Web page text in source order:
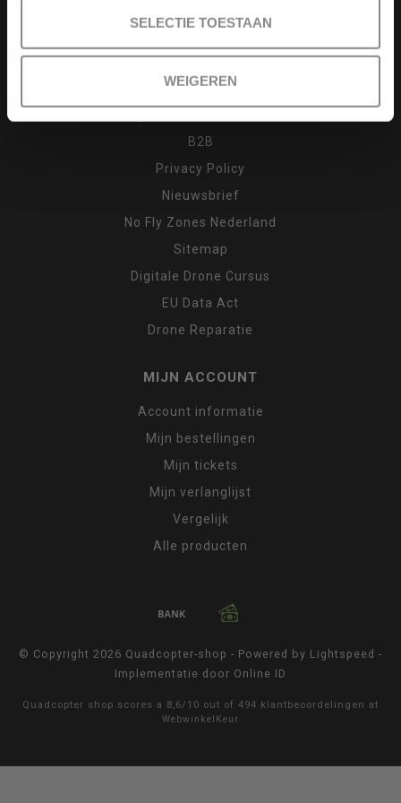
SELECTIE TOESTAAN
WEIGEREN
Inruilen
Retour
B2B
Privacy Policy
Nieuwsbrief
No Fly Zones Nederland
Sitemap
Digitale Drone Cursus
EU Data Act
Drone Reparatie
MIJN ACCOUNT
Account informatie
Mijn bestellingen
Mijn tickets
Mijn verlanglijst
Vergelijk
Alle producten
© Copyright 2026 Quadcopter-shop - Powered by Lightspeed -
Implementatie door Online ID
Quadcopter shop scores a 8,6/ 10 out of 494 klantbeoordelingen at
WebwinkelKeur